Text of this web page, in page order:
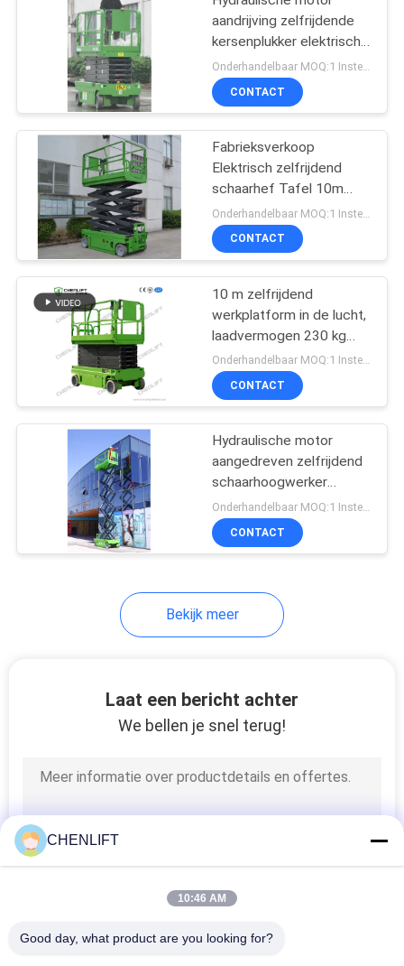
aandrijving zelfrijdende
kersenplukker elektrische
schaar liften
toegangsplatform voor
luchtwerk
CONTACT
Fabrieksverkoop
Elektrisch zelfrijdend
schaarhef Tafel 10m
Platformhoogte 320kg
Laadcapaciteit
CONTACT
10 m zelfrijdend
werkplatform in de lucht,
laadvermogen 230 kg
met verlengplatform
Onderhandelbaar MOQ:1 Instellen
CONTACT
Hydraulische motor
aangedreven zelfrijdend
schaarhoogwerker
platform 12m
werkhoogte
Onderhandelbaar MOQ:1 Instellen
CONTACT
Bekijk meer
Laat een bericht achter
We bellen je snel terug!
CHENLIFT
10:46 AM
Good day, what product are you looking for?